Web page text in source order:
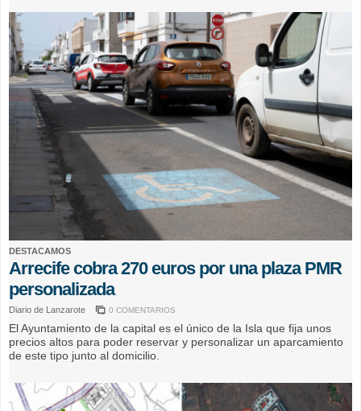
DESTACAMOS
Arrecife cobra 270 euros por una plaza PMR
personalizada
Diario de Lanzarote 0 COMENTARIOS
El Ayuntamiento de la capital es el único de la Isla que fija unos
precios altos para poder reservar y personalizar un aparcamiento
de este tipo junto al domicilio.